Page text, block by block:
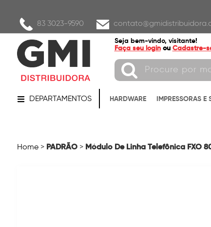
83 3023-9590
Seja bem-vindo, visitante!
Faça seu login ou Cadastre-
DEPARTAMENTOS HARDWARE IMPRESSORAS E
Home > PADRÃO > Módulo De Linha Telefônica FXO